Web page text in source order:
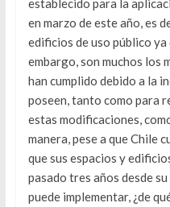
establecido para la
en marzo de este año, es
edificios de uso público ya
embargo, son muchos los
han cumplido debido a la
poseen, tanto como para
estas modificaciones,
manera, pese a que Chile
que sus espacios y
pasado tres años desde
puede implementar, ¿de